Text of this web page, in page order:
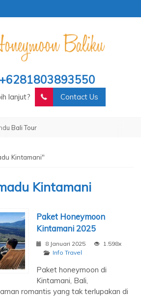
+6281803893550
lanjut? Contact Us
Tour
Kintamani"
Kintamani
Paket Honeymoon
Kintamani 2025
8 Januari 2025
1.598x
Info Travel
Paket honeymoon di
Kintamani, Bali,
romantis yang tak terlupakan di